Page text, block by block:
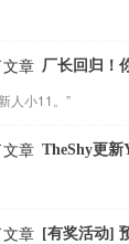
文章 厂长回归！
人小11。”
文章 TheShy更新
文章 [有奖活动]